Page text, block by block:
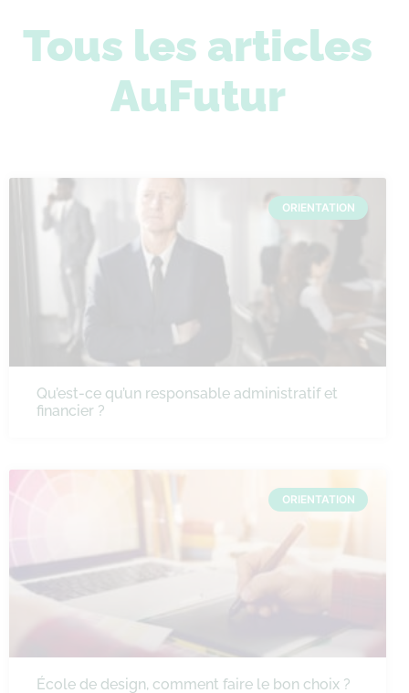
Tous les articles
AuFutur
ORIENTATION
Qu’est-ce qu’un responsable administratif et
financier ?
ORIENTATION
École de design, comment faire le bon choix ?